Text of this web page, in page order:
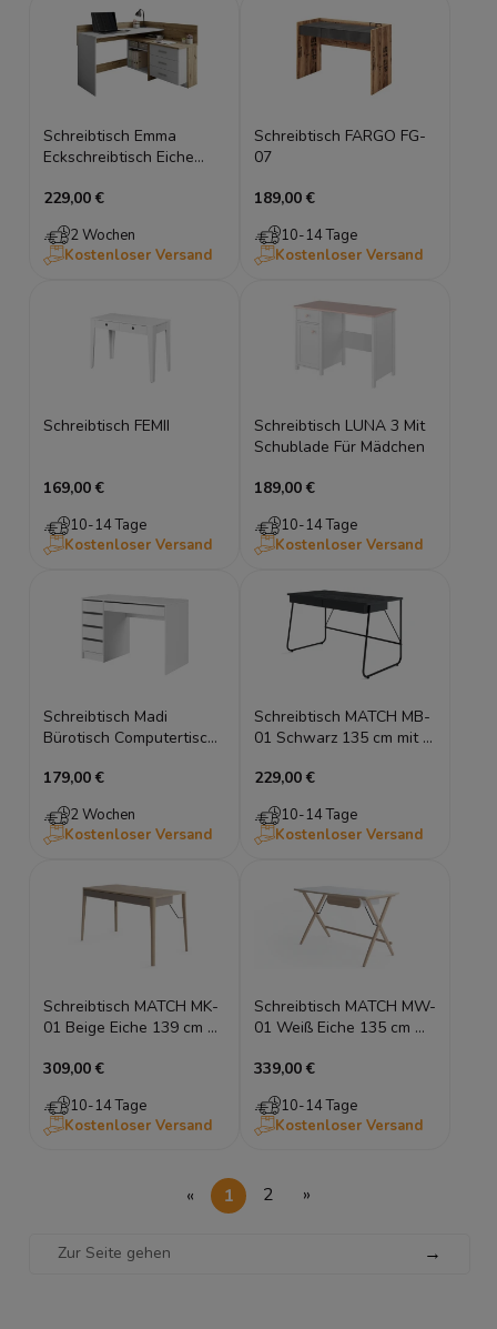
Schreibtisch Emma
Eckschreibtisch Eiche
229,00 €
2 Wochen
Kostenloser Versand
Schreibtisch FARGO FG-
07
189,00 €
10-14 Tage
Kostenloser Versand
Schreibtisch FEMII
169,00 €
10-14 Tage
Kostenloser Versand
Schreibtisch LUNA 3 Mit
Schublade Für Mädchen
189,00 €
10-14 Tage
Kostenloser Versand
Schreibtisch Madi
Bürotisch Computertisch
179,00 €
2 Wochen
Kostenloser Versand
Schreibtisch MATCH MB-
01 Schwarz 135 cm mit 2
Computertisch Loft
229,00 €
10-14 Tage
Kostenloser Versand
Schreibtisch MATCH MK-
01 Beige Eiche 139 cm 3
Computertisch Loft
309,00 €
10-14 Tage
Kostenloser Versand
Schreibtisch MATCH MW-
01 Weiß Eiche 135 cm mit
Loft
339,00 €
10-14 Tage
Kostenloser Versand
→
« 1 2 »